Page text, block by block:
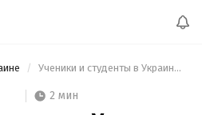
Ученики и студенты в Украине будут проходить общевойсковую подготовку
2 мин